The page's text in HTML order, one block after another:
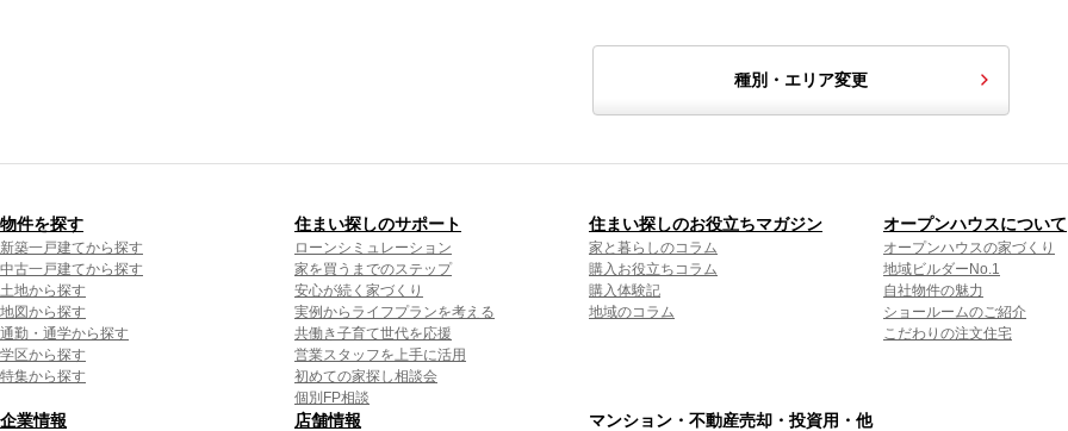
種別・エリア変更
物件を探す
新築一戸建てから探す
中古一戸建てから探す
土地から探す
地図から探す
通勤・通学から探す
学区から探す
特集から探す
住まい探しのサポート
ローンシミュレーション
家を買うまでのステップ
安心が続く家づくり
実例からライフプランを考える
共働き子育て世代を応援
営業スタッフを上手に活用
初めての家探し相談会
個別FP相談
住まい探しのお役立ちマガジン
家と暮らしのコラム
購入お役立ちコラム
購入体験記
地域のコラム
オープンハウスについて
オープンハウスの家づくり
地域ビルダーNo.1
自社物件の魅力
ショールームのご紹介
こだわりの注文住宅
企業情報 店舗情報 マンション・不動産売却・投資用・他